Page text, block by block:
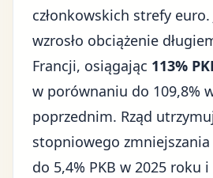
członkowskich strefy euro.
wzrosło obciążenie
Francji, osiągając 113%
w porównaniu do 109,8%
poprzednim. Rząd
stopniowego
do 5,4% PKB w 2025 roku